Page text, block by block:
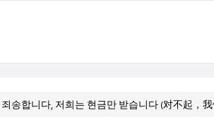
죄송합니다, 저희는 현금만 받습니다 (对不起，